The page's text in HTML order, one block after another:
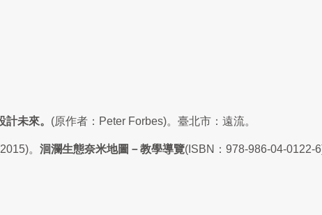
計未來。 (原作者：Peter Forbes)。臺北市：遠流。
。 洄瀾生態奈米地圖－教學導覽(ISBN：978-986-04-0122-